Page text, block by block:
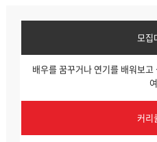
모집
배우를 꿈꾸거나 연기를 배워보
여
커리